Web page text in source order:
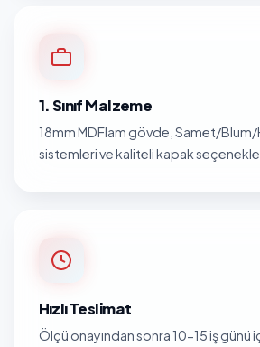
1. Sınıf Malzeme
18mm MDFlam gövde, Samet/
sistemleri ve kaliteli kapak
Hızlı Teslimat
Ölçü onayından sonra 10-15 iş günü